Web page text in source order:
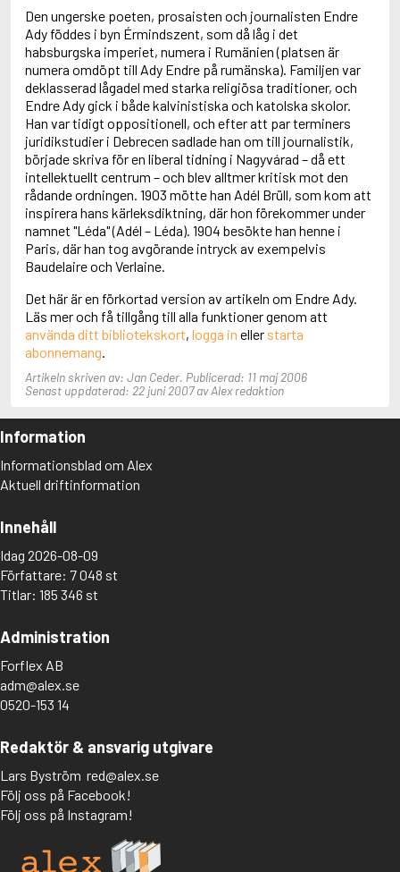
Adolfsson, Eva
Adolfsson, Evert
Adolfsson, Gunnar
Adolfsson, Josefine
Adolfsson, Maria
Adolphsen, Peter
Den ungerske poeten, prosaisten och journalisten Endre
Ady föddes i byn Érmindszent, som då låg i det
habsburgska imperiet, numera i Rumänien (platsen är
numera omdöpt till Ady Endre på rumänska). Familjen var
deklasserad lågadel med starka religiösa traditioner, och
Endre Ady gick i både kalvinistiska och katolska skolor.
Han var tidigt oppositionell, och efter att par terminers
juridikstudier i Debrecen sadlade han om till journalistik,
började skriva för en liberal tidning i Nagyvárad – då ett
intellektuellt centrum – och blev alltmer kritisk mot den
rådande ordningen. 1903 mötte han Adél Brüll, som kom att
inspirera hans kärleksdiktning, där hon förekommer under
namnet "Léda" (Adél – Léda). 1904 besökte han henne i
Paris, där han tog avgörande intryck av exempelvis
Baudelaire och Verlaine.
Det här är en förkortad version av artikeln om Endre Ady.
Läs mer och få tillgång till alla funktioner genom att
använda ditt bibliotekskort, logga in eller starta
abonnemang
Artikeln skriven av: Jan Ceder. Publicerad: 11 maj 2006
Senast uppdaterad: 22 juni 2007 av Alex redaktion
Information
Informationsblad om Alex
Aktuell driftinformation
Innehåll
Idag 2026-08-09
Författare: 7 048 st
Titlar: 185 346 st
Administration
Forflex AB
adm@alex.se
0520-153 14
Redaktör & ansvarig utgivare
Lars Byström red@alex.se
Följ oss på Facebook!
Följ oss på Instagram!